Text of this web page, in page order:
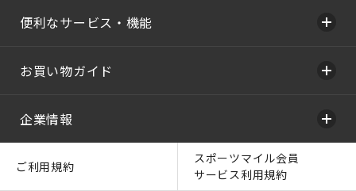
便利なサービス・機能
お買い物ガイド
企業情報
ご利用規約
スポーツマイル会員
サービス利用規約